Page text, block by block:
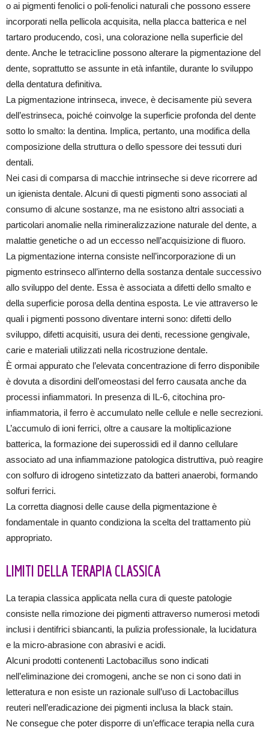
o ai pigmenti fenolici o poli-fenolici naturali che possono essere
incorporati nella pellicola acquisita, nella placca batterica e nel
tartaro producendo, così, una colorazione nella superficie del
dente. Anche le tetracicline possono alterare la pigmentazione del
dente, soprattutto se assunte in età infantile, durante lo sviluppo
della dentatura definitiva.
La pigmentazione intrinseca, invece, è decisamente più severa
dell’estrinseca, poiché coinvolge la superficie profonda del dente
sotto lo smalto: la dentina. Implica, pertanto, una modifica della
composizione della struttura o dello spessore dei tessuti duri
dentali.
Nei casi di comparsa di macchie intrinseche si deve ricorrere ad
un igienista dentale. Alcuni di questi pigmenti sono associati al
consumo di alcune sostanze, ma ne esistono altri associati a
particolari anomalie nella rimineralizzazione naturale del dente, a
malattie genetiche o ad un eccesso nell’acquisizione di fluoro.
La pigmentazione interna consiste nell’incorporazione di un
pigmento estrinseco all’interno della sostanza dentale successivo
allo sviluppo del dente. Essa è associata a difetti dello smalto e
della superficie porosa della dentina esposta. Le vie attraverso le
quali i pigmenti possono diventare interni sono: difetti dello
sviluppo, difetti acquisiti, usura dei denti, recessione gengivale,
carie e materiali utilizzati nella ricostruzione dentale.
È ormai appurato che l’elevata concentrazione di ferro disponibile
è dovuta a disordini dell’omeostasi del ferro causata anche da
processi infiammatori. In presenza di IL-6, citochina pro-
infiammatoria, il ferro è accumulato nelle cellule e nelle secrezioni.
L’accumulo di ioni ferrici, oltre a causare la moltiplicazione
batterica, la formazione dei superossidi ed il danno cellulare
associato ad una infiammazione patologica distruttiva, può reagire
con solfuro di idrogeno sintetizzato da batteri anaerobi, formando
solfuri ferrici.
La corretta diagnosi delle cause della pigmentazione è
fondamentale in quanto condiziona la scelta del trattamento più
appropriato.
LIMITI DELLA TERAPIA CLASSICA
La terapia classica applicata nella cura di queste patologie
consiste nella rimozione dei pigmenti attraverso numerosi metodi
inclusi i dentifrici sbiancanti, la pulizia professionale, la lucidatura
e la micro-abrasione con abrasivi e acidi.
Alcuni prodotti contenenti Lactobacillus sono indicati
nell’eliminazione dei cromogeni, anche se non ci sono dati in
letteratura e non esiste un razionale sull’uso di Lactobacillus
reuteri nell’eradicazione dei pigmenti inclusa la black stain.
Ne consegue che poter disporre di un’efficace terapia nella cura